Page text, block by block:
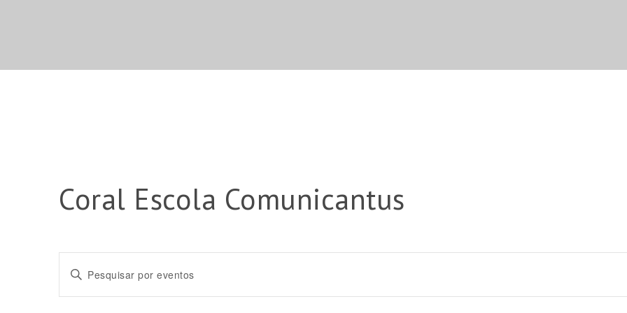
Coral Escola Comunicantus
Pesquisa
e
Digite